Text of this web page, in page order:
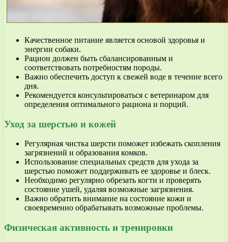
Качественное питание является основой здоровья и
энергии собаки.
Рацион должен быть сбалансированным и
соответствовать потребностям породы.
Важно обеспечить доступ к свежей воде в течение всего
дня.
Рекомендуется консультироваться с ветеринаром для
определения оптимального рациона и порций.
Уход за шерстью и кожей
Регулярная чистка шерсти поможет избежать скопления
загрязнений и образования комков.
Использование специальных средств для ухода за
шерстью поможет поддерживать ее здоровье и блеск.
Необходимо регулярно обрезать когти и проверять
состояние ушей, удаляя возможные загрязнения.
Важно обратить внимание на состояние кожи и
своевременно обрабатывать возможные проблемы.
Физическая активность и тренировки